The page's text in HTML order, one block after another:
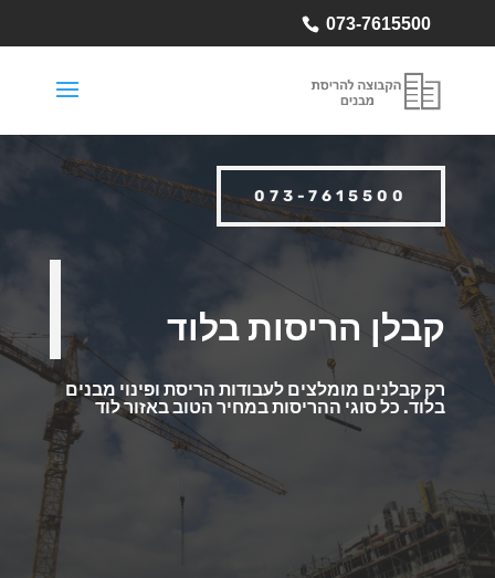
073-7615500
073-7615500
קבלן הריסות בלוד
רק קבלנים מומלצים לעבודות הריסת ופינוי מבנים
בלוד. כל סוגי ההריסות במחיר הטוב באזור לוד